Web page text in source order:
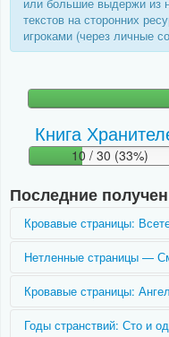
текстов на сторонних
игроками (через личные
Книга
10 / 30 (33%)
Последние
Кровавые страницы:
Вы ещё не получили этот
Нетленные страницы —
Вы ещё не получили этот
Кровавые страницы:
Вы ещё не получили этот
Годы странствий: Сто и